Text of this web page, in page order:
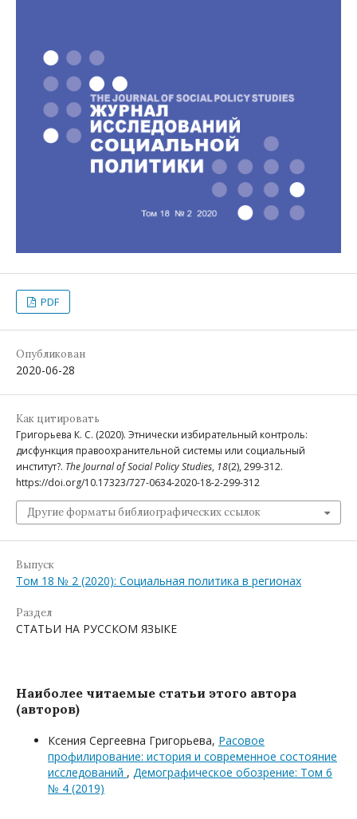
PDF
Опубликован
2020-06-28
Как цитировать
Григорьева К. С. (2020). Этнически избирательный контроль:
дисфункция правоохранительной системы или социальный
институт?. The Journal of Social Policy Studies, 18(2), 299-312.
https://doi.org/10.17323/727-0634-2020-18-2-299-312
Другие форматы библиографических ссылок
Выпуск
Том 18 № 2 (2020): Социальная политика в регионах
Раздел
СТАТЬИ НА РУССКОМ ЯЗЫКЕ
Наиболее читаемые статьи этого автора
(авторов)
Ксения Сергеевна Григорьева, Расовое
профилирование: история и современное состояние
исследований , Демографическое обозрение: Том 6
№ 4 (2019)